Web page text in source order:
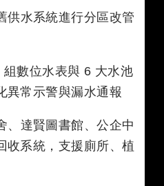
供水系統進行分區改管
組數位水表與 6 大水池
異常示警與漏水通報
、達賢圖書館、公企中
收系統，支援廁所、植